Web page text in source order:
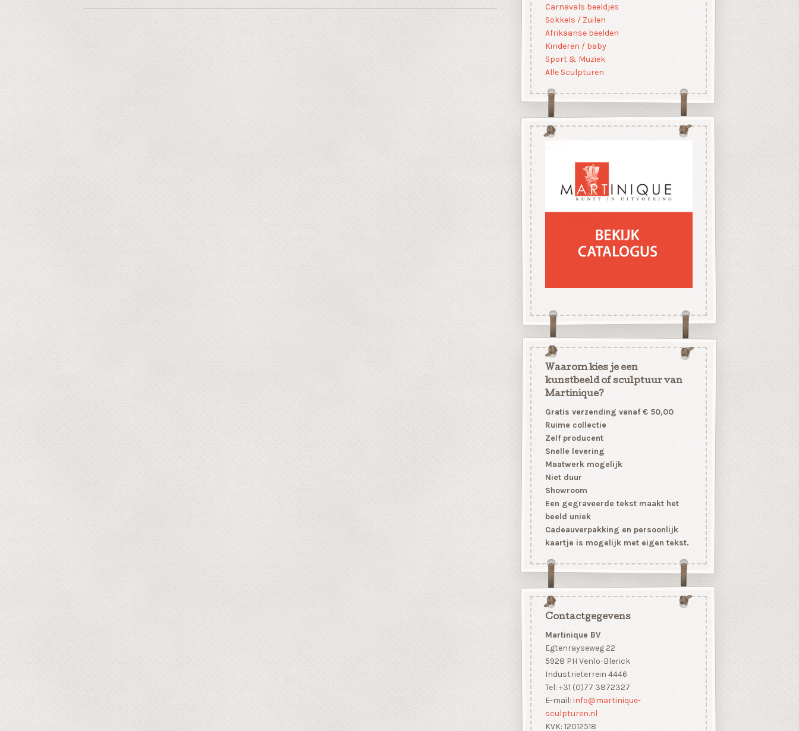
Carnavals beeldjes
Sokkels / Zuilen
Afrikaanse beelden
Kinderen / baby
Sport & Muziek
Alle Sculpturen
Waarom kies je een
kunstbeeld of sculptuur van
Martinique?
Gratis verzending vanaf € 50,00
Ruime collectie
Zelf producent
Snelle levering
Maatwerk mogelijk
Niet duur
Showroom
Een gegraveerde tekst maakt het
beeld uniek
Cadeauverpakking en persoonlijk
kaartje is mogelijk met eigen tekst.
Contactgegevens
Martinique BV
Egtenrayseweg 22
5928 PH Venlo-Blerick
Industrieterrein 4446
Tel: +31 (0)77 3872327
E-mail: info@martinique-
sculpturen.nl
KVK: 12012518